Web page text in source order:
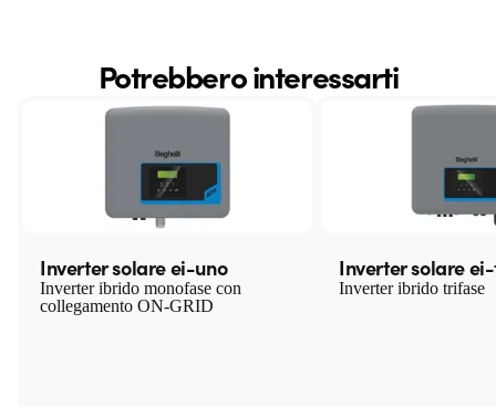
Potrebbero interessarti
Inverter solare ei-uno
Inverter ibrido monofase con
collegamento ON-GRID
Inverter solare
Inverter ibrido trifase